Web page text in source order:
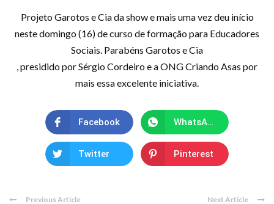
Projeto Garotos e Cia da show e mais uma vez deu início
neste domingo (16) de curso de formação para Educadores
Sociais. Parabéns Garotos e Cia
, presidido por Sérgio Cordeiro e a ONG Criando Asas por
mais essa excelente iniciativa.
Facebook WhatsApp
Twitter Pinterest
Previous Article Next Article